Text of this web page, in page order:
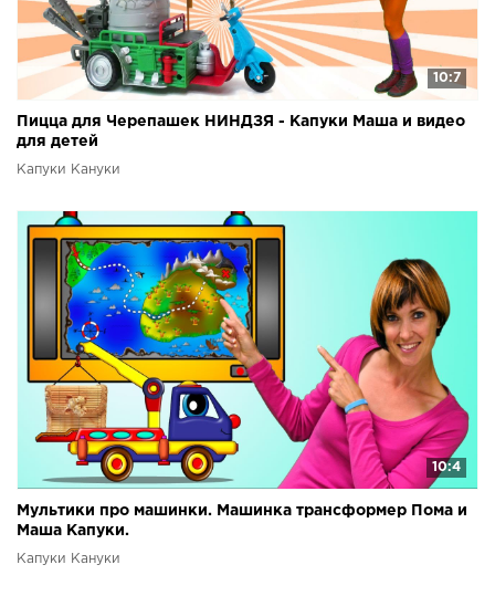
10:7
Пицца для Черепашек НИНДЗЯ - Капуки Маша и видео
для детей
Капуки Кануки
10:4
Мультики про машинки. Машинка трансформер Пома и
Маша Капуки.
Капуки Кануки